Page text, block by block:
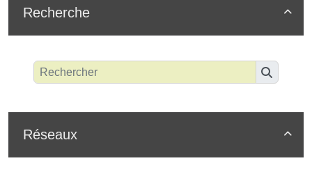

Recherche

Réseaux